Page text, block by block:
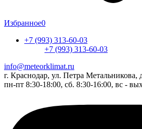
Избранное0
+7 (993) 313-60-03
+7 (993) 313-60-03
info@meteorklimat.ru
г. Краснодар, ул. Петра Метальникова,
пн-пт 8:30-18:00, сб. 8:30-16:00, вс -